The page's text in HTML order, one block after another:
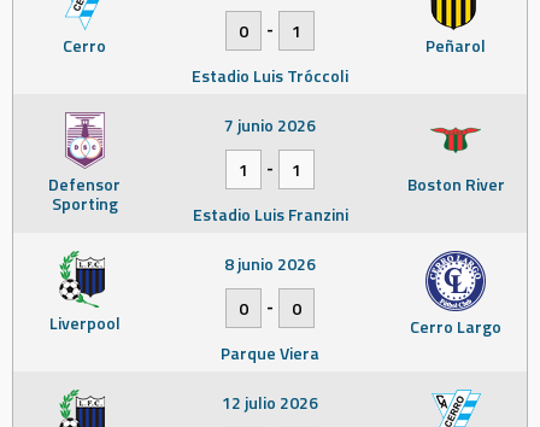
Cerro Peñarol
0
-
1
Estadio Luis Tróccoli
Defensor
Sporting
Boston River
7 junio 2026
1
-
1
Estadio Luis Franzini
Liverpool Cerro Largo
8 junio 2026
0
-
0
Parque Viera
12 julio 2026